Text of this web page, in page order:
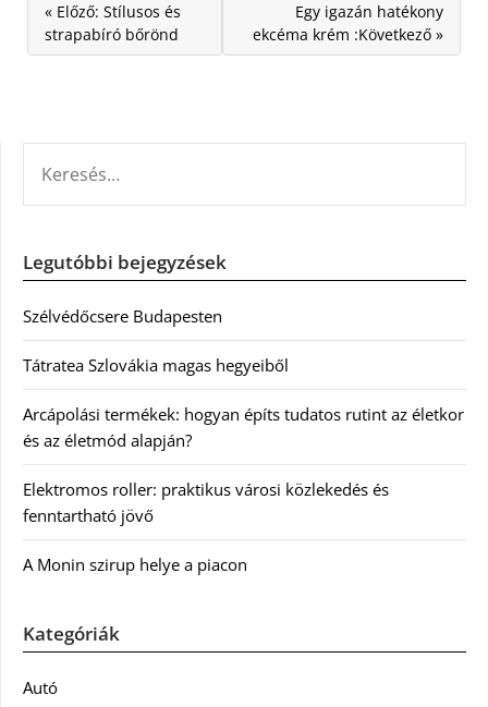
« Előző: Stílusos és
strapabíró bőrönd
Egy igazán hatékony
ekcéma krém :Következő »
Legutóbbi bejegyzések
Szélvédőcsere Budapesten
Tátratea Szlovákia magas hegyeiből
Arcápolási termékek: hogyan építs tudatos rutint az életkor
és az életmód alapján?
Elektromos roller: praktikus városi közlekedés és
fenntartható jövő
A Monin szirup helye a piacon
Kategóriák
Autó